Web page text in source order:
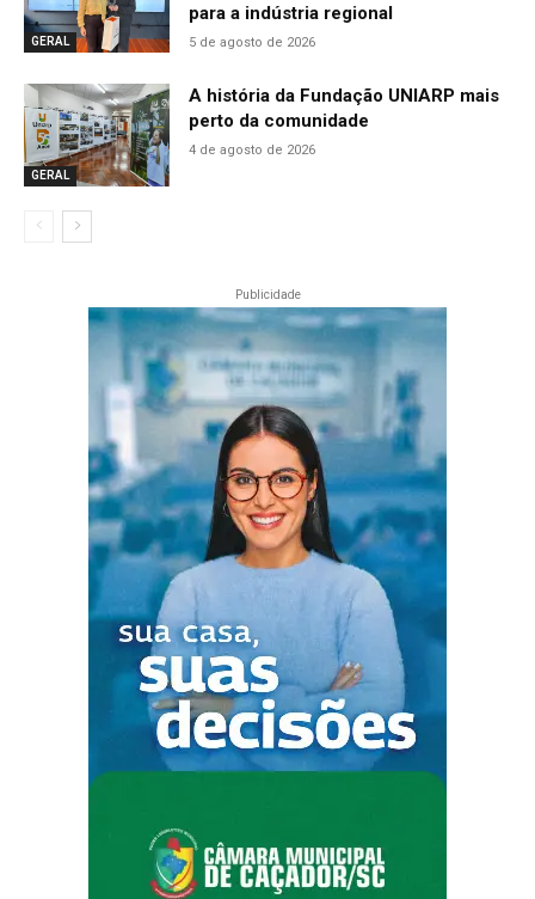
GERAL
para a indústria regional
5 de agosto de 2026
GERAL
A história da Fundação UNIARP mais
perto da comunidade
4 de agosto de 2026
Publicidade